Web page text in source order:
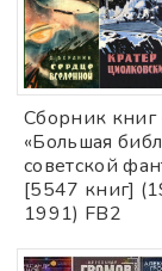
Cбoрник книг
«Большая
советской
[5547 книг]
1991) FB2